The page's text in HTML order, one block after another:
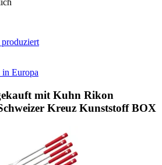
Europa
mit Kuhn Rikon
Kreuz Kunststoff BOX